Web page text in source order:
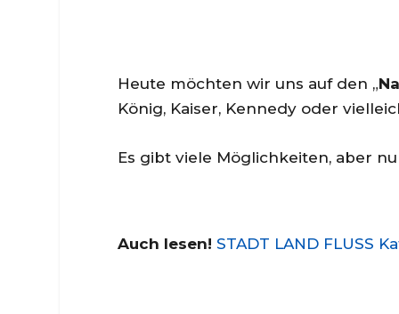
Heute möchten wir uns auf den „
König, Kaiser, Kennedy oder
Es gibt viele Möglichkeiten, aber
Auch lesen! STADT LAND FLUSS